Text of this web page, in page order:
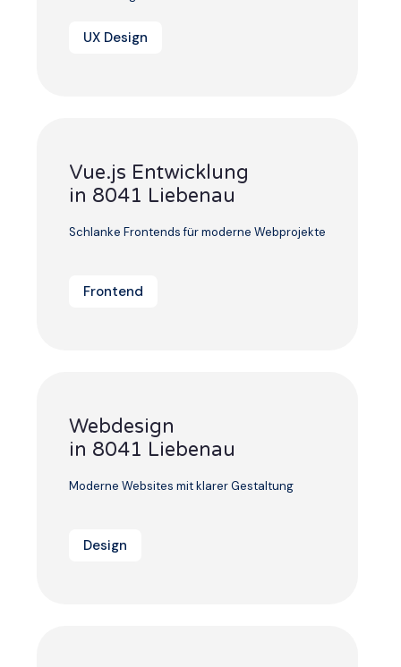
UX Design
Vue.js Entwicklung
in 8041 Liebenau
Schlanke Frontends für moderne Webprojekte
Frontend
Webdesign
in 8041 Liebenau
Moderne Websites mit klarer Gestaltung
Design